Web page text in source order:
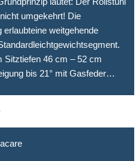
umgekehrt! Die
weitgehende
Sitztiefen 46 cm – 52 cm
bis 21° mit Gasfeder…